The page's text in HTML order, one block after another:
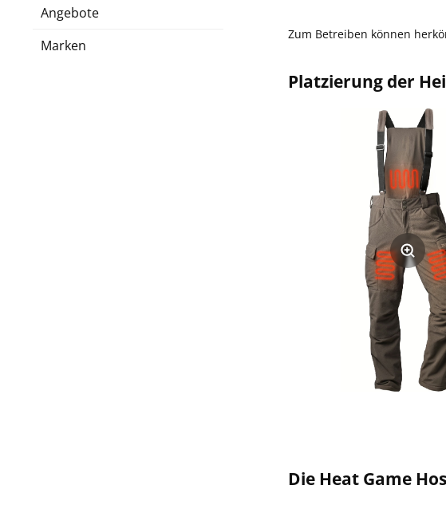
Angebote
Marken
Zum Betreiben können
Platzierung der
Die Heat Game